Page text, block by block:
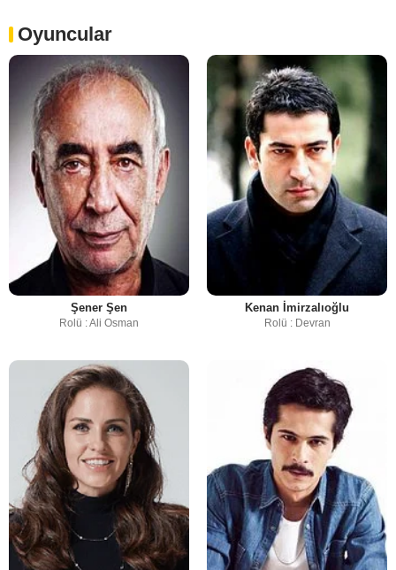
Oyuncular
Şener Şen
Rolü : Ali Osman
Kenan İmirzalıoğlu
Rolü : Devran